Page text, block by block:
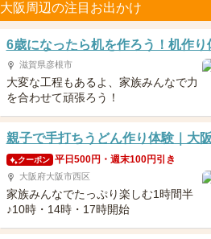
大阪周辺の注目お出かけ
6歳になったら机を作ろう！机作
滋賀県彦根市
大変な工程もあるよ、家族みんなで力
を合わせて頑張ろう！
親子で手打ちうどん作り体験｜大
クーポン 平日500円・週末100円引き
大阪府大阪市西区
家族みんなでたっぷり楽しむ1時間半
♪10時・14時・17時開始